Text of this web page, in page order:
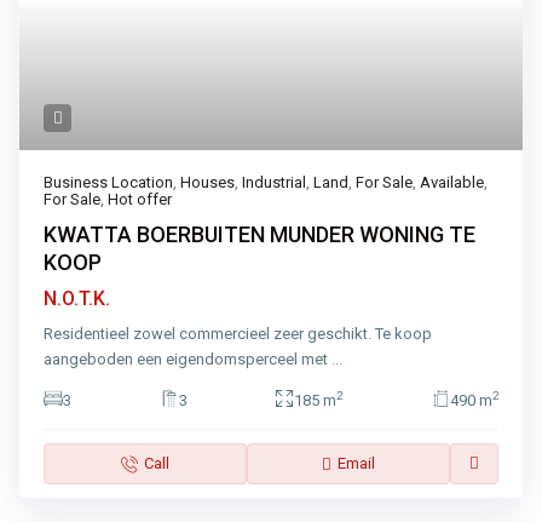
Business Location,Houses,Industrial,Land,For Sale,Available,
For Sale,Hot offer
KWATTA BOERBUITEN MUNDER WONING TE
KOOP
N.O.T.K.
Residentieel zowel commercieel zeer geschikt. Te koop
aangeboden een eigendomsperceel met ...
3 3 185 m2 490 m2
Call Email